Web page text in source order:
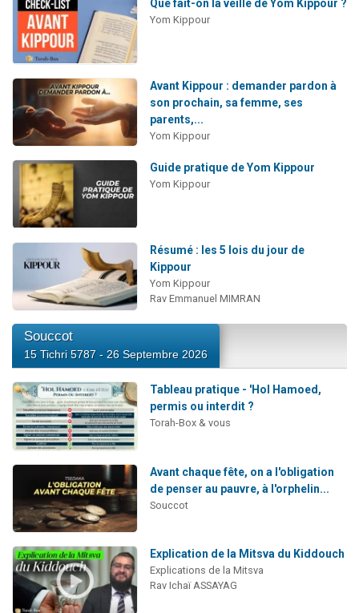
Que fait-on la veille de Yom Kippour ?
Yom Kippour
Avant Kippour : demander pardon à
son prochain, sa femme, ses
parents,...
Yom Kippour
Guide pratique de Yom Kippour
Yom Kippour
Résumé : les 5 lois du jour de
Kippour
Yom Kippour
Rav Emmanuel MIMRAN
Souccot
15 Tichri 5787 - 26 Septembre 2026
Tableau pratique - 'Hol Hamoed,
permis ou interdit ?
Torah-Box & vous
Avant chaque fête, on a l'obligation
de penser au pauvre, à l'orphelin...
Souccot
Explication de la Mitsva du Kiddouch
Explications de la Mitsva
Rav Ichaï ASSAYAG